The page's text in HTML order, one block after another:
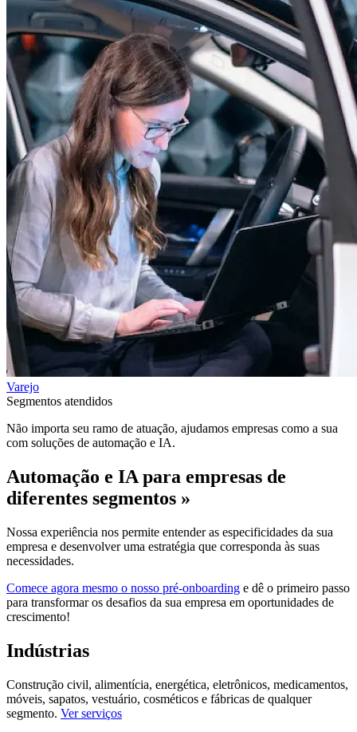
Varejo
Segmentos atendidos
Não importa seu ramo de atuação, ajudamos empresas como a sua
com soluções de automação e IA.
Automação e IA para empresas de
diferentes segmentos »
Nossa experiência nos permite entender as especificidades da sua
empresa e desenvolver uma estratégia que corresponda às suas
necessidades.
Comece agora mesmo o nosso pré-onboarding e dê o primeiro passo
para transformar os desafios da sua empresa em oportunidades de
crescimento!
Indústrias
Construção civil, alimentícia, energética, eletrônicos, medicamentos,
móveis, sapatos, vestuário, cosméticos e fábricas de qualquer
segmento. Ver serviços